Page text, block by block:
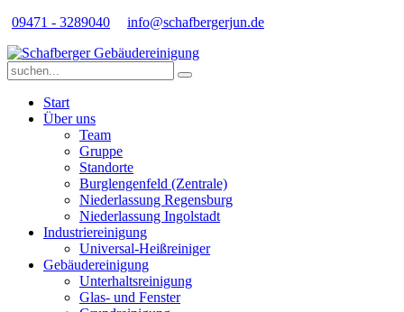
09471 - 3289040 info@schafbergerjun.de
Start
Über uns
Team
Gruppe
Standorte
Burglengenfeld (Zentrale)
Niederlassung Regensburg
Niederlassung Ingolstadt
Industriereinigung
Universal-Heißreiniger
Gebäudereinigung
Unterhaltsreinigung
Glas- und Fenster